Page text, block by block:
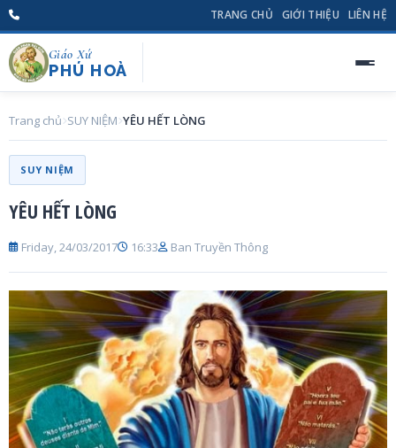
TRANG CHỦ GIỚI THIỆU LIÊN HỆ
Giáo Xứ
PHÚ HOÀ
Trang chủ SUY NIỆM YÊU HẾT LÒNG
SUY NIỆM
YÊU HẾT LÒNG
Friday, 24/03/2017 16:33 Ban Truyền Thông